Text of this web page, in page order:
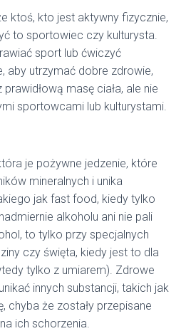
ktoś, kto jest aktywny fizycznie,
to sportowiec czy kulturysta.
sport lub ćwiczyć
aby utrzymać dobre zdrowie,
masę ciała, ale nie
sportowcami lub kulturystami.
je pożywne jedzenie, które
mineralnych i unika
jak fast food, kiedy tylko
alkoholu ani nie pali
to tylko przy specjalnych
czy święta, kiedy jest to dla
tylko z umiarem). Zdrowe
innych substancji, takich jak
chyba że zostały przepisane
ich schorzenia.